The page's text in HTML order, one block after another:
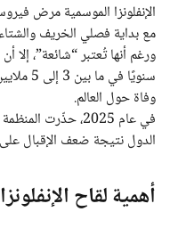
الإنفلونزا الموسمية مرض
مع بداية فصلي الخريف
ورغم أنها تُعتبر “شائعة”، إلا
وفاة حول العالم.
في عام 2025،
الدول نتيجة ضعف الإقبال على
أهمية لقاح